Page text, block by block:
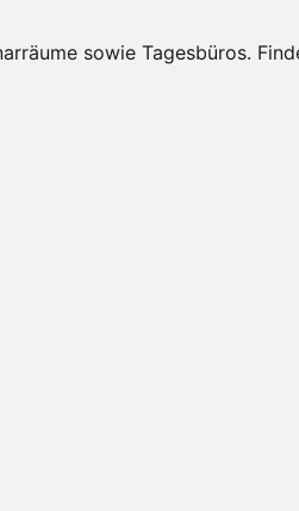
sowie Tagesbüros.